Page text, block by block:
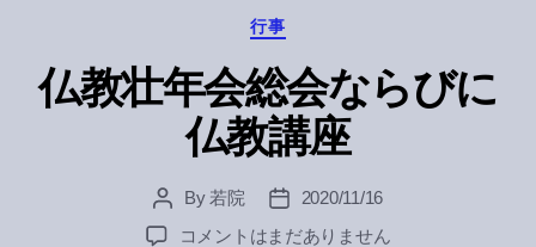
Categories
行事
仏教壮年会総会ならびに
仏教講座
Post
author
By 若院
Post
date
2020/11/16
仏
コメントはまだありません